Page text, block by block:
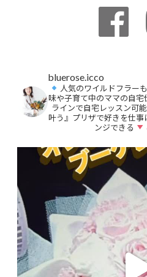
bluerose.icco
人気のワイルドフラー
味や子育て中のママの自宅
ラインで自宅レッスン可能
叶う』プリザで好きを仕事
ンジできる